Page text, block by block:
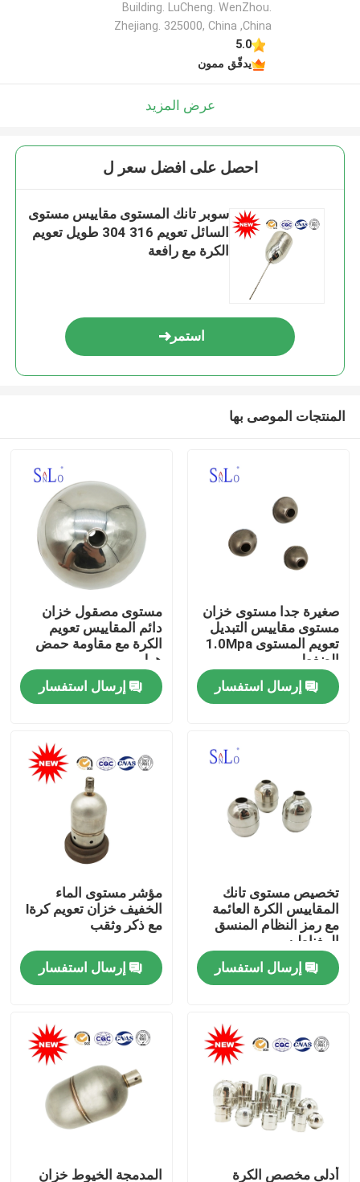
معلومات عنا
مراقبة الجودة
اتصل بنا
Company News
الكرة العائمة المغناطيسية
الكرة الصلب تعويم
Building. LuCheng. WenZhou.
Zhejiang. 325000, China ,China
5.0
يدقّق ممون
عرض المزيد
احصل على افضل سعر ل
سوبر تانك المستوى مقاييس مستوى
السائل تعويم 316 304 طويل تعويم
الكرة مع رافعة
استمر
المنتجات الموصى بها
صغيرة جدا مستوى خزان
مستوى مقاييس التبديل
تعويم المستوى 1.0Mpa
الضغط
إرسال استفسار
مستوى مصقول خزان
دائم المقاييس تعويم
الكرة مع مقاومة حمض
هول
إرسال استفسار
تخصيص مستوى تانك
المقاييس الكرة العائمة
مع رمز النظام المنسق
المغناطيسي
9032900090
إرسال استفسار
مؤشر مستوى الماء
الخفيف خزان تعويم كرةl
مع ذكر وثقب
إرسال استفسار
أدلى مخصص الكرة المدمجة الخيوط خزان